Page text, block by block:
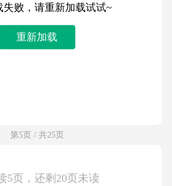
失败，请重新加载试试~
重新加载
第5页 / 共25页
5页，还剩20页未读